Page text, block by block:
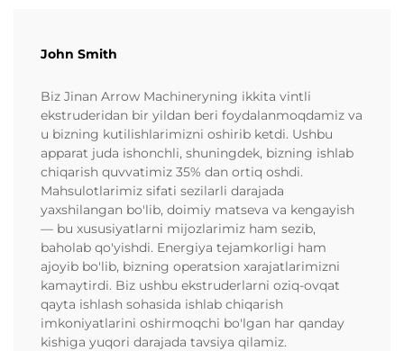
John Smith
Biz Jinan Arrow Machineryning ikkita vintli
ekstruderidan bir yildan beri foydalanmoqdamiz va
u bizning kutilishlarimizni oshirib ketdi. Ushbu
apparat juda ishonchli, shuningdek, bizning ishlab
chiqarish quvvatimiz 35% dan ortiq oshdi.
Mahsulotlarimiz sifati sezilarli darajada
yaxshilangan bo'lib, doimiy matseva va kengayish
— bu xususiyatlarni mijozlarimiz ham sezib,
baholab qo'yishdi. Energiya tejamkorligi ham
ajoyib bo'lib, bizning operatsion xarajatlarimizni
kamaytirdi. Biz ushbu ekstruderlarni oziq-ovqat
qayta ishlash sohasida ishlab chiqarish
imkoniyatlarini oshirmoqchi bo'lgan har qanday
kishiga yuqori darajada tavsiya qilamiz.